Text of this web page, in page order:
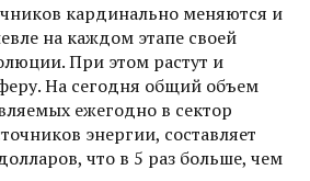
кардинально меняются и
на каждом этапе своей
При этом растут и
На сегодня общий объем
ежегодно в сектор
энергии, составляет
что в 5 раз больше, чем